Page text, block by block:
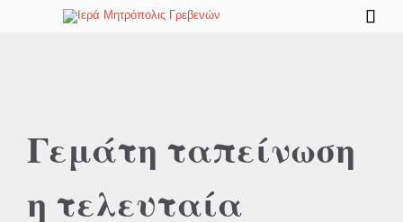

Γεμάτη ταπείνωση
η τελευταία